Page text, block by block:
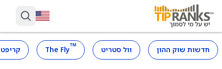
חדשות שוק ההון וול סטריט ™
The Fly